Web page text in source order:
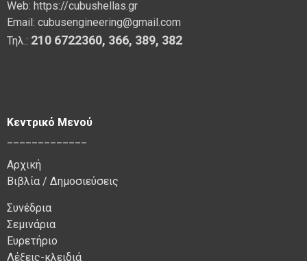
Web: https://cubushellas.gr
Email: cubusengineering@gmail.com
Τηλ.: 210 6722360, 366, 389, 382
Κεντρικό Μενού
Αρχική
Βιβλία / Δημοσιεύσεις
Συνέδρια
Σεμινάρια
Ευρετήριο
Λέξεις-κλειδιά